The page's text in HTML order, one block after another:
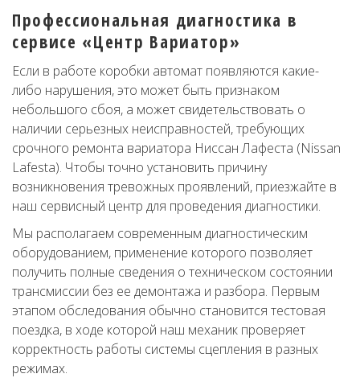
Профессиональная диагностика в
сервисе «Центр Вариатор»
Если в работе коробки автомат появляются какие-
либо нарушения, это может быть признаком
небольшого сбоя, а может свидетельствовать о
наличии серьезных неисправностей, требующих
срочного ремонта вариатора Ниссан Лафеста (Nissan
Lafesta). Чтобы точно установить причину
возникновения тревожных проявлений, приезжайте в
наш сервисный центр для проведения диагностики.
Мы располагаем современным диагностическим
оборудованием, применение которого позволяет
получить полные сведения о техническом состоянии
трансмиссии без ее демонтажа и разбора. Первым
этапом обследования обычно становится тестовая
поездка, в ходе которой наш механик проверяет
корректность работы системы сцепления в разных
режимах.